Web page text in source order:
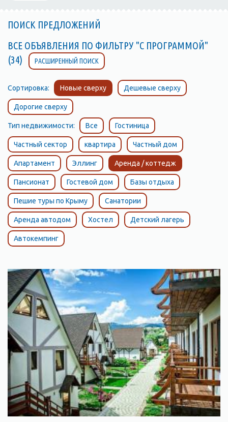
ПОИСК ПРЕДЛОЖЕНИЙ
ВСЕ ОБЪЯВЛЕНИЯ ПО ФИЛЬТРУ "С ПРОГРАММОЙ"
(34)
РАСШИРЕННЫЙ ПОИСК
Сортировка: Новые сверху Дешевые сверху
Дорогие сверху
Тип недвижимости: Все Гостиница
Частный сектор квартира Частный дом
Апартамент Эллинг Аренда / коттедж
Пансионат Гостевой дом Базы отдыха
Пешие туры по Крыму Санатории
Аренда автодом Хостел Детский лагерь
Автокемпинг